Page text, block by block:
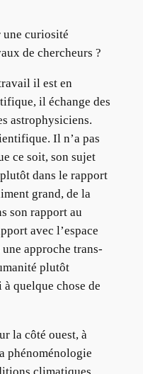
curiosité
de chercheurs ?
il est en
il échange des
astrophysiciens.
Il n’a pas
ce soit, son sujet
dans le rapport
grand, de la
son rapport au
avec l’espace
approche trans-
plutôt
quelque chose de
la côté ouest, à
phénoménologie